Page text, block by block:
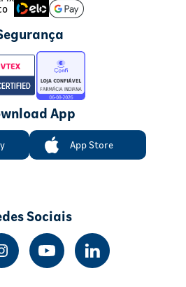
App
App Store
Sociais